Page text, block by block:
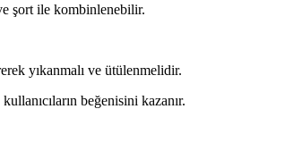
şort ile kombinlenebilir.
yıkanmalı ve ütülenmelidir.
beğenisini kazanır.